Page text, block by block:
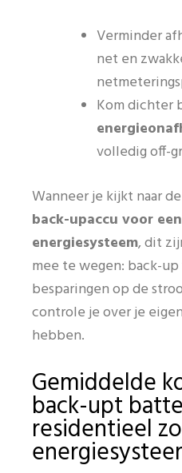
Verminder
net en
Kom dichter
volledig off-
Wanneer je kijkt naar de
back-upaccu voor
energiesysteem, dit
mee te wegen: back-
besparingen op de
controle je over je
hebben.
Gemiddelde
back-upt
residentieel